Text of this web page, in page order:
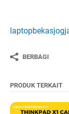
BERBAGI
PRODUK TERKAIT